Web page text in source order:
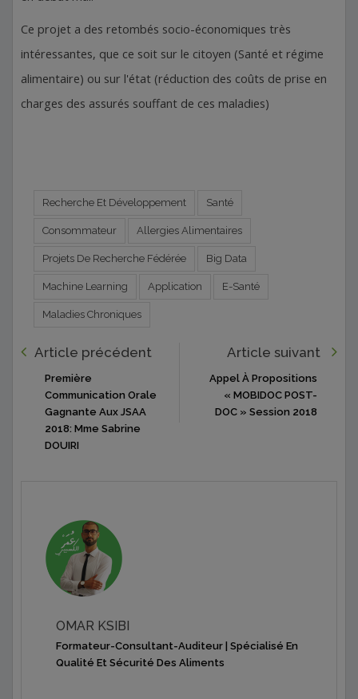
Ce projet a des retombés socio-économiques très
intéressantes, que ce soit sur le citoyen (Santé et régime
alimentaire) ou sur l'état (réduction des coûts de prise en
charges des assurés souffant de ces maladies)
Recherche Et Développement Santé
Consommateur Allergies Alimentaires
Projets De Recherche Fédérée Big Data
Machine Learning Application E-Santé
Maladies Chroniques
Article précédent
Première
Communication Orale
Gagnante Aux JSAA
2018: Mme Sabrine
DOUIRI
Article suivant
Appel À Propositions
« MOBIDOC POST-
DOC » Session 2018
OMAR KSIBI
Formateur-Consultant-Auditeur | Spécialisé En
Qualité Et Sécurité Des Aliments